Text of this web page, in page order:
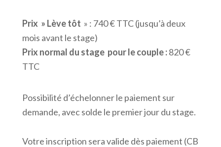
Prix » Lève tôt » : 740 € TTC (jusqu’à deux
mois avant le stage)
Prix normal du stage pour le couple :820 €
TTC
Possibilité d’échelonner le paiement sur
demande, avec solde le premier jour du stage.
Votre inscription sera valide dès paiement (CB